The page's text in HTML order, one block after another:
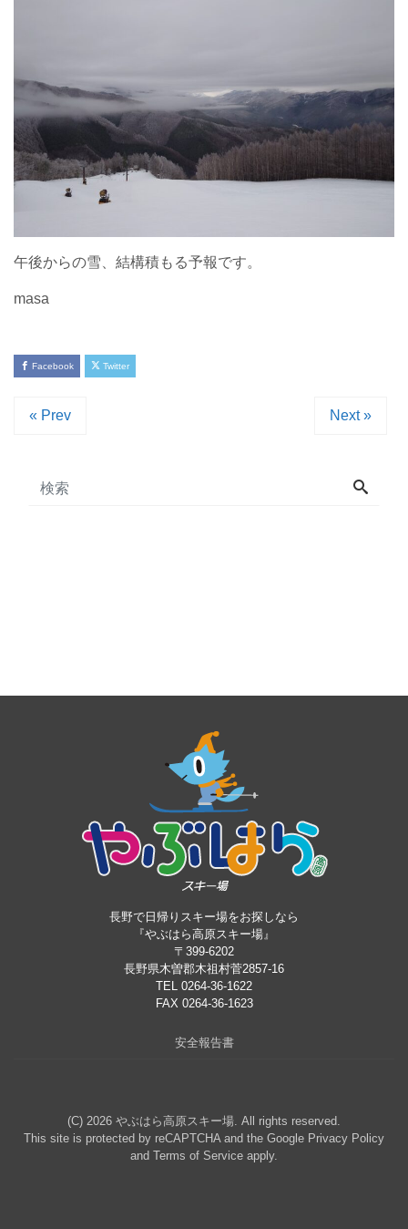
午後からの雪、結構積もる予報です。
masa
Facebook Twitter
« Prev Next »
長野で日帰りスキー場をお探しなら
『やぶはら高原スキー場』
〒399-6202
長野県木曽郡木祖村菅2857-16
TEL 0264-36-1622
FAX 0264-36-1623
安全報告書
(C) 2026 やぶはら高原スキー場 . All rights reserved.
This site is protected by reCAPTCHA and the Google Privacy Policy
and Terms of Service apply.